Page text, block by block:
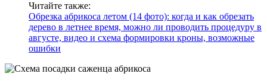
Читайте также:
Обрезка абрикоса летом (14 фото): когда и как обрезать
дерево в летнее время, можно ли проводить процедуру в
августе, видео и схема формировки кроны, возможные
ошибки